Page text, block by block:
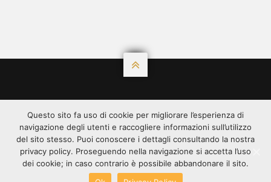

ANGYS È DISTRIBUITA DASPREAFICOSPREAFICO
FRANCESCO & F.LLI SPA - VIA C. LOMBROSO, 54 -
20137 MILANO CF E PI: 00348240136 | ISCRIZIONE
REG. IMPR. MILANO 00348240136 | REA 1751995 |
CAPITALE SOCIALE 6.000.000,00
Questo sito fa uso di cookie per migliorare l’esperienza di
navigazione degli utenti e raccogliere informazioni sull’utilizzo
del sito stesso. Puoi conoscere i dettagli consultando la nostra
privacy policy. Proseguendo nella navigazione si accetta l’uso
dei cookie; in caso contrario è possibile abbandonare il sito.